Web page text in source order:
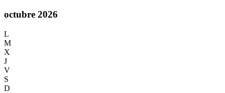
octubre 2026
L
M
X
J
V
S
D